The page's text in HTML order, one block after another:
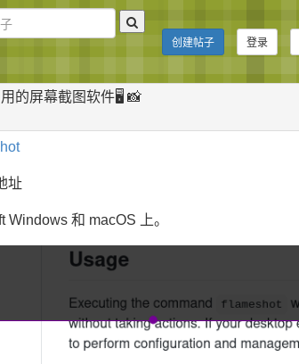
创建帖子 登录
的屏幕截图软件🖥️ 📸
址
和 macOS 上。